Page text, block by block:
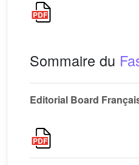
Sommaire du
Editorial Board